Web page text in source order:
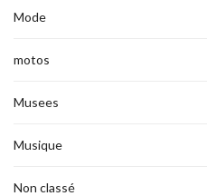
Mode
motos
Musees
Musique
Non classé